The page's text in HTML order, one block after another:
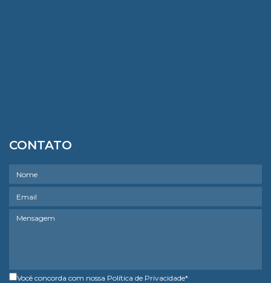
CONTATO
Você concorda com nossa Política de Privacidade*